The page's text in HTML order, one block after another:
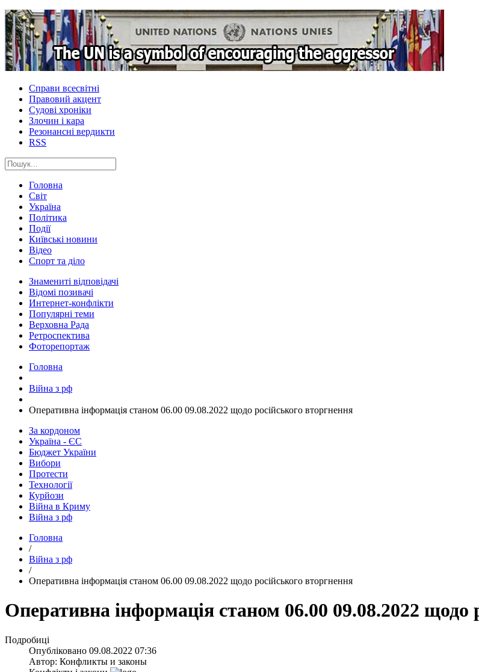
Справи всесвітні
Правовий акцент
Судові хроніки
Злочин і кара
Резонансні вердикти
RSS
Головна
Світ
Україна
Політика
Події
Київські новини
Відео
Спорт та діло
Знамениті відповідачі
Відомі позивачі
Интернет-конфлікти
Популярні теми
Верховна Рада
Ретроспектива
Фоторепортаж
Головна
Війна з рф
​Оперативна інформація станом 06.00 09.08.2022 щодо російського вторгнення
За кордоном
Україна - ЄС
Бюджет України
Вибори
Протести
Технології
Курйози
Війна в Криму
Війна з рф
Головна
/
Війна з рф
/
​Оперативна інформація станом 06.00 09.08.2022 щодо російського вторгнення
​Оперативна інформація станом 06.00 09.08.2022 щодо
Подробиці
Опубліковано 09.08.2022 07:36
Автор: Конфликты и законы